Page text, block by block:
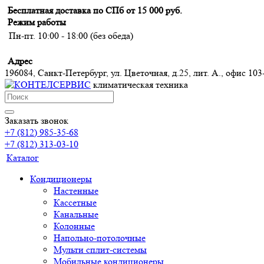
Бесплатная доставка по СПб от 15 000 руб.
Режим работы
Пн-пт. 10:00 - 18:00 (без обеда)
Адрес
196084, Санкт-Петербург, ул. Цветочная, д.25, лит. А., офис
климатическая техника
Заказать звонок
+7 (812) 985-35-68
+7 (812) 313-03-10
Каталог
Кондиционеры
Настенные
Кассетные
Канальные
Колонные
Напольно-потолочные
Мульти сплит-системы
Мобильные кондиционеры